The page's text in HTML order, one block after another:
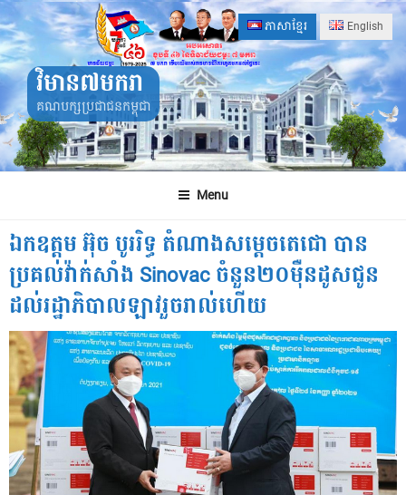
Skip
to
content
ភាសាខ្មែរ English
វិមាន៧មករា
គណបក្សប្រជាជនកម្ពុជា
Menu
ឯកឧត្តម អ៊ុច បូររិទ្ធ តំណាងសម្តេចតេជោ បាន
ប្រគល់វ៉ាក់សាំង Sinovac ចំនួន២០ម៉ឺនដូសជូន
ដល់រដ្ឋាភិបាលឡាវរួចរាល់ហើយ